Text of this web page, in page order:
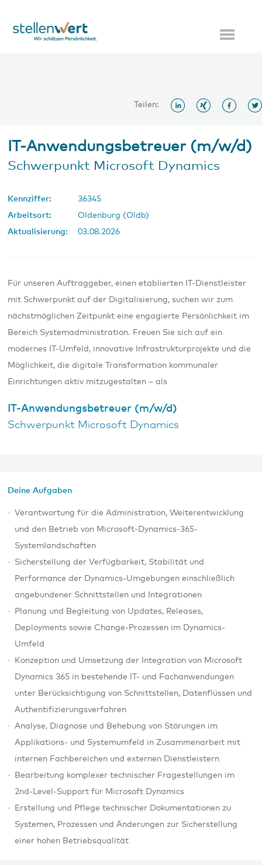
Teilen:
IT-Anwendungsbetreuer (m/w/d)
Schwerpunkt Microsoft Dynamics
Kennziffer:
36345
Arbeitsort:
Oldenburg (Oldb)
Aktualisierung:
03.08.2026
Für unseren Auftraggeber, einen etablierten IT-Dienstleister
mit Schwerpunkt auf der Digitalisierung, suchen wir zum
nächstmöglichen Zeitpunkt eine engagierte Persönlichkeit im
Bereich Systemadministration. Freuen Sie sich auf ein
modernes IT-Umfeld, innovative Infrastrukturprojekte und die
Möglichkeit, die digitale Transformation kommunaler
Einrichtungen aktiv mitzugestalten – als
IT-Anwendungsbetreuer (m/w/d)
Schwerpunkt Microsoft Dynamics
Deine Aufgaben
Verantwortung für die Administration, Weiterentwicklung
und den Betrieb von Microsoft-Dynamics-365-
Systemlandschaften
Sicherstellung der Verfügbarkeit, Stabilität und
Performance der Dynamics-Umgebungen einschließlich
angebundener Schnittstellen und Integrationen
Planung und Begleitung von Updates, Releases,
Deployments sowie Change-Prozessen im Dynamics-
Umfeld
Konzeption und Umsetzung der Integration von Microsoft
Dynamics 365 in bestehende IT- und Fachanwendungen
unter Berücksichtigung von Schnittstellen, Datenflüssen und
Authentifizierungsverfahren
Analyse, Diagnose und Behebung von Störungen im
Applikations- und Systemumfeld in Zusammenarbeit mit
internen Fachbereichen und externen Dienstleistern
Bearbeitung komplexer technischer Fragestellungen im
2nd-Level-Support für Microsoft Dynamics
Erstellung und Pflege technischer Dokumentationen zu
Systemen, Prozessen und Änderungen zur Sicherstellung
einer hohen Betriebsqualität